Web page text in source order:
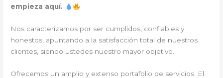
empieza aquí.
Nos caracterizamos por ser cumplidos, confiables y
honestos, apuntando a la satisfacción total de nuestros
clientes, siendo ustedes nuestro mayor objetivo.
Ofrecemos un amplio y extenso portafolio de servicios. El